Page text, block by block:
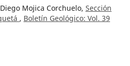
Mojica Corchuelo, Sección
, Boletín Geológico: Vol. 39